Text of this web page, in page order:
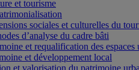
et tourisme
sociales et culturelles du
d’analyse du cadre bâti
et requalification des espaces
et développement local
et valorisation du patrimoine